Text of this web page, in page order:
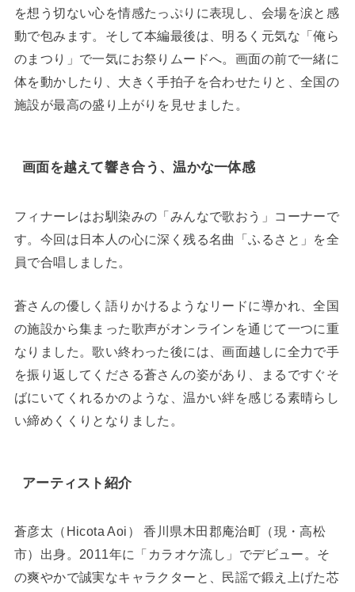
を想う切ない心を情感たっぷりに表現し、会場を涙と感
動で包みます。そして本編最後は、明るく元気な「俺ら
のまつり」で一気にお祭りムードへ。画面の前で一緒に
体を動かしたり、大きく手拍子を合わせたりと、全国の
施設が最高の盛り上がりを見せました。
画面を越えて響き合う、温かな一体感
フィナーレはお馴染みの「みんなで歌おう」コーナーで
す。今回は日本人の心に深く残る名曲「ふるさと」を全
員で合唱しました。
蒼さんの優しく語りかけるようなリードに導かれ、全国
の施設から集まった歌声がオンラインを通じて一つに重
なりました。歌い終わった後には、画面越しに全力で手
を振り返してくださる蒼さんの姿があり、まるですぐそ
ばにいてくれるかのような、温かい絆を感じる素晴らし
い締めくくりとなりました。
アーティスト紹介
蒼彦太（Hicota Aoi） 香川県木田郡庵治町（現・高松
市）出身。2011年に「カラオケ流し」でデビュー。そ
の爽やかで誠実なキャラクターと、民謡で鍛え上げた芯